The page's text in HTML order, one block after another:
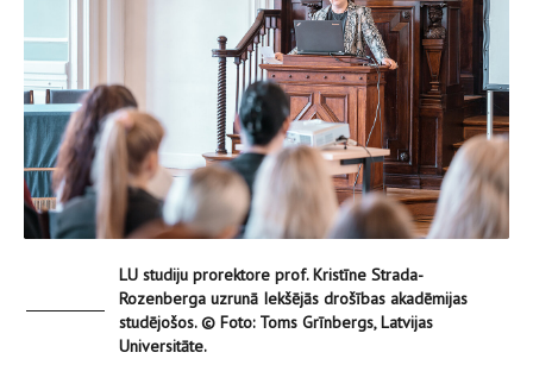
LU studiju prorektore prof. Kristīne Strada-
Rozenberga uzrunā Iekšējās drošības akadēmijas
studējošos. © Foto: Toms Grīnbergs, Latvijas
Universitāte.